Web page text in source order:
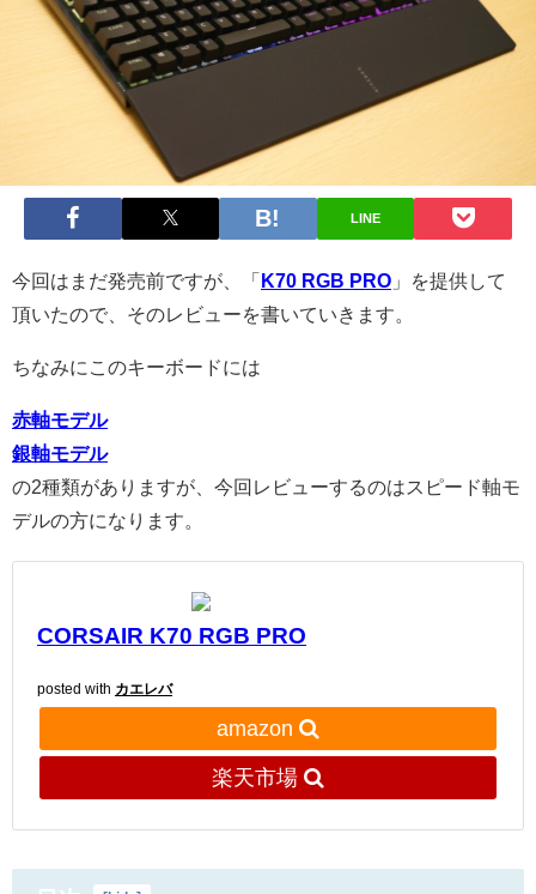
LINE
今回はまだ発売前ですが、「 K70 RGB PRO 」を提供して
頂いたので、そのレビューを書いていきます。
ちなみにこのキーボードには
赤軸モデル
銀軸モデル
の2種類がありますが、今回レビューするのはスピード軸モ
デルの方になります。
CORSAIR K70 RGB PRO
posted with カエレバ
amazon
楽天市場